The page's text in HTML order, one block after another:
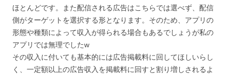
ほとんどです。また配信される広告はこちらでは選べず、配信
側がターゲットを選択する形となります。そのため、アプリの
形態や種類によって収入が得られる場合もあるでしょうが私の
アプリでは無理でしたw
その収入に付いても基本的には広告掲載料に回してほしいらし
く、一定額以上の広告収入を掲載料に回すと割り増しされるよ